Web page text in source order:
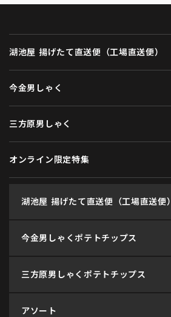
湖池屋 揚げたて直送便（工場直送便）
今金男しゃく
三方原男しゃく
オンライン限定特集
湖池屋 揚げたて直送便（工場直送便）
今金男しゃくポテトチップス
三方原男しゃくポテトチップス
アソート